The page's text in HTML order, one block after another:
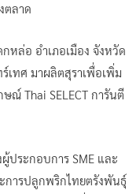
ตลาด
ล่อ อำเภอเมือง จังหวัด
เทศ มาผลิตสุราเพื่อเพิ่ม
ณ์ Thai SELECT การันตี
ประกอบการ SME และ
การปลูกพริกไทยตรังพันธุ์